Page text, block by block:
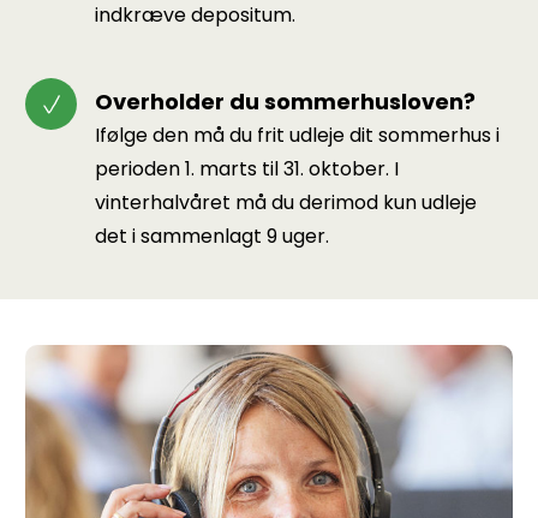
indkræve depositum.
Overholder du sommerhusloven?
Ifølge den må du frit udleje dit sommerhus i
perioden 1. marts til 31. oktober. I
vinterhalvåret må du derimod kun udleje
det i sammenlagt 9 uger.